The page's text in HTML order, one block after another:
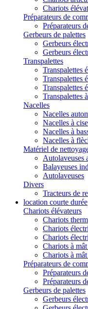
Chariots
Préparateurs de
Préparateurs
Gerbeurs de palettes
Gerbeurs
Gerbeurs
Transpalettes
Transpalettes
Transpalettes
Transpalettes
Transpalettes
Nacelles
Nacelles
Nacelles à
Nacelles à
Nacelles à
Matériel de
Autolaveuses
Balayeuses
Autolaveuses
Divers
Tracteurs de
location courte durée
Chariots élévateurs
Chariots
Chariots
Chariots
Chariots à
Chariots à
Préparateurs de
Préparateurs
Préparateurs
Gerbeurs de palettes
Gerbeurs